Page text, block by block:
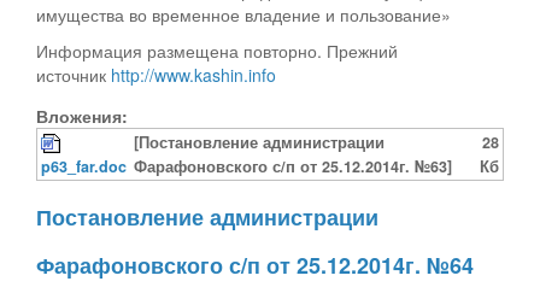
имущества во временное владение и пользование»
Информация размещена повторно. Прежний
источник http://www.kashin.info
Вложения:
p63_far.doc
[Постановление администрации
Фарафоновского с/п от 25.12.2014г. №63]
28
Кб
Постановление администрации
Фарафоновского с/п от 25.12.2014г. №64